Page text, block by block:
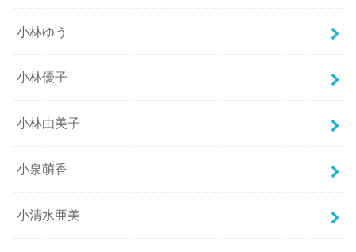
小林ゆう
小林優子
小林由美子
小泉萌香
小清水亜美